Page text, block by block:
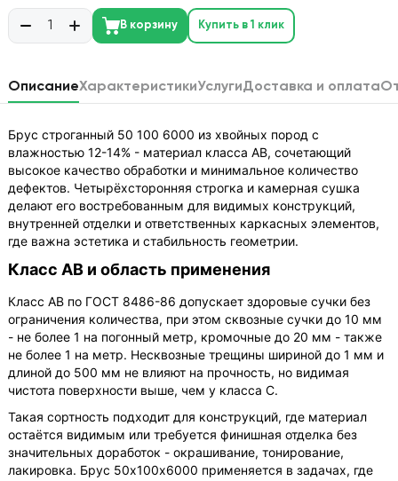
В корзину Купить в 1 клик
ОписаниеХарактеристикиУслугиДоставка и оплата
Брус строганный 50 100 6000 из хвойных пород с
влажностью 12-14% - материал класса АВ, сочетающий
высокое качество обработки и минимальное количество
дефектов. Четырёхсторонняя строгка и камерная сушка
делают его востребованным для видимых конструкций,
внутренней отделки и ответственных каркасных элементов,
где важна эстетика и стабильность геометрии.
Класс АВ и область применения
Класс АВ по ГОСТ 8486-86 допускает здоровые сучки без
ограничения количества, при этом сквозные сучки до 10 мм
- не более 1 на погонный метр, кромочные до 20 мм - также
не более 1 на метр. Несквозные трещины шириной до 1 мм и
длиной до 500 мм не влияют на прочность, но видимая
чистота поверхности выше, чем у класса С.
Такая сортность подходит для конструкций, где материал
остаётся видимым или требуется финишная отделка без
значительных доработок - окрашивание, тонирование,
лакировка. Брус 50х100х6000 применяется в задачах, где